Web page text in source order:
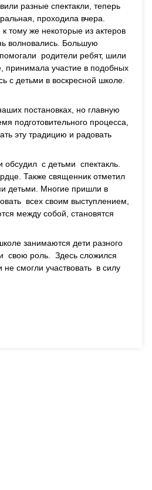
разные спектакли, теперь
проходила вчера.
тому же некоторые из актеров
волновались. Большую
родители ребят, шили
принимала участие в подобных
с детьми в воскресной школе.
постановках, но главную
подготовительного процесса,
эту традицию и радовать
с детьми спектакль.
Также священник отметил
детьми. Многие пришли в
всех своим выступлением,
между собой, становятся
занимаются дети разного
свою роль. Здесь сложился
смогли участвовать в силу